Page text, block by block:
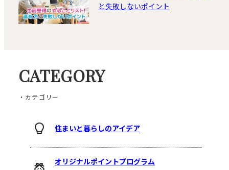
と失敗しないポイント
CATEGORY
・カテゴリー
住まいと暮らしのアイデア
オリジナルポイントプログラム